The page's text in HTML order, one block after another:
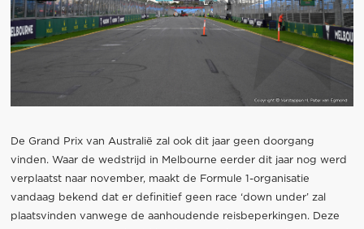
De Grand Prix van Australië zal ook dit jaar geen doorgang
vinden. Waar de wedstrijd in Melbourne eerder dit jaar nog werd
verplaatst naar november, maakt de Formule 1-organisatie
vandaag bekend dat er definitief geen race ‘down under’ zal
plaatsvinden vanwege de aanhoudende reisbeperkingen. Deze